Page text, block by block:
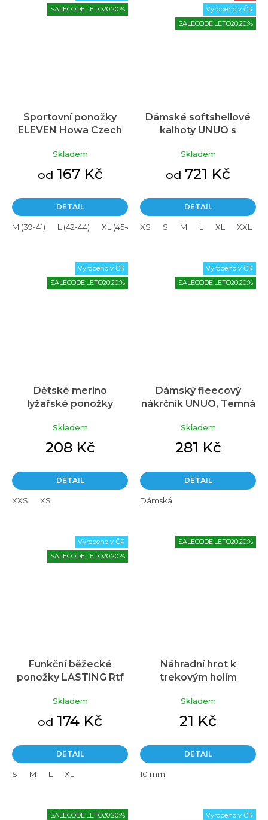
SALECODE:LETO20:20:%
Sportovní ponožky
ELEVEN Howa Czech
Skladem
od 167 Kč
DETAIL
M (39-41) L (42-44) XL (45-47)
Vyrobeno v ČR
SALECODE:LETO20:20:%
Dámské softshellové
kalhoty UNUO s
Průměrné
produktu
je
5,0
5
hvězdiček.
Skladem
od 721 Kč
DETAIL
XS S M L XL XXL
Vyrobeno v ČR
SALECODE:LETO20:20:%
Dětské merino
lyžařské ponožky
Průměrné
produktu
je
5,0
5
hvězdiček.
Skladem
208 Kč
DETAIL
XXS XS
Vyrobeno v ČR
SALECODE:LETO20:20:%
Dámský fleecový
nákrčník UNUO, Temná
Průměrné
produktu
je
5,0
5
hvězdiček.
Skladem
281 Kč
DETAIL
Dámská
Vyrobeno v ČR
SALECODE:LETO20:20:%
Funkční běžecké
ponožky LASTING Rtf
Skladem
od 174 Kč
DETAIL
S M L XL
SALECODE:LETO20:20:%
Náhradní hrot k
trekovým holím
Skladem
21 Kč
DETAIL
10 mm
SALECODE:LETO20:20:%
Vyrobeno v ČR